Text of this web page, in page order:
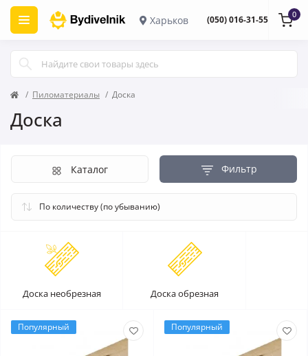
Харьков (050) 016-31-55 0
Пиломатериалы Доска
Доска
Фильтр
Каталог
Доска необрезная Доска обрезная
Популярный Популярный